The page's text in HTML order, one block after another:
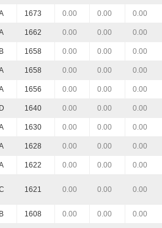
1673 0.00 0.00 0.00
1662 0.00 0.00 0.00
1658 0.00 0.00 0.00
1658 0.00 0.00 0.00
1656 0.00 0.00 0.00
1640 0.00 0.00 0.00
1630 0.00 0.00 0.00
1628 0.00 0.00 0.00
1622 0.00 0.00 0.00
1621 0.00 0.00 0.00
1608 0.00 0.00 0.00